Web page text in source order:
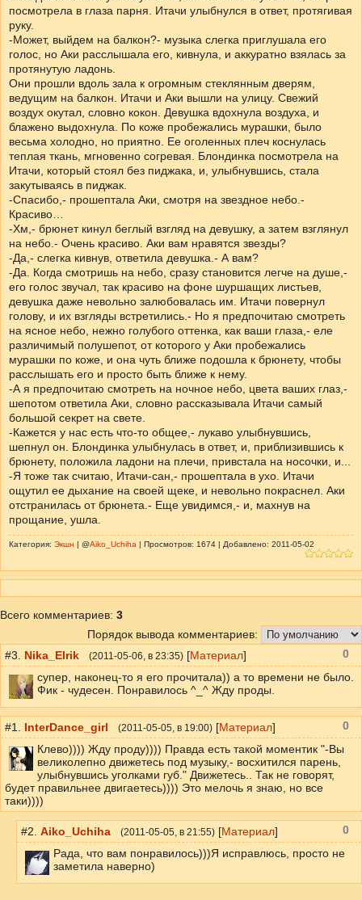
посмотрела в глаза парня. Итачи улыбнулся в ответ, протягивая
руку.
-Может, выйдем на балкон?- музыка слегка приглушала его
голос, но Аки расслышала его, кивнула, и аккуратно взялась за
протянутую ладонь.
Они прошли вдоль зала к огромным стеклянным дверям,
ведущим на балкон. Итачи и Аки вышли на улицу. Свежий
воздух окутал, словно кокон. Девушка вдохнула воздуха, и
блажено выдохнула. По коже пробежались мурашки, было
весьма холодно, но приятно. Ее оголенных плеч коснулась
теплая ткань, мгновенно согревая. Блондинка посмотрела на
Итачи, который стоял без пиджака, и, улыбнувшись, стала
закутываясь в пиджак.
-Спасибо,- прошептала Аки, смотря на звездное небо.-
Красиво…
-Хм,- брюнет кинул беглый взгляд на девушку, а затем взглянул
на небо.- Очень красиво. Аки вам нравятся звезды?
-Да,- слегка кивнув, ответила девушка.- А вам?
-Да. Когда смотришь на небо, сразу становится легче на душе,-
его голос звучал, так красиво на фоне шуршащих листьев,
девушка даже невольно залюбовалась им. Итачи повернул
голову, и их взгляды встретились.- Но я предпочитаю смотреть
на ясное небо, нежно голубого оттенка, как ваши глаза,- еле
различимый полушепот, от которого у Аки пробежались
мурашки по коже, и она чуть ближе подошла к брюнету, чтобы
расслышать его и просто быть ближе к нему.
-А я предпочитаю смотреть на ночное небо, цвета ваших глаз,-
шепотом ответила Аки, словно рассказывала Итачи самый
большой секрет на свете.
-Кажется у нас есть что-то общее,- лукаво улыбнувшись,
шепнул он. Блондинка улыбнулась в ответ, и, приблизившись к
брюнету, положила ладони на плечи, привстала на носочки, и...
-Я тоже так считаю, Итачи-сан,- прошептала в ухо. Итачи
ощутил ее дыхание на своей щеке, и невольно покраснел. Аки
отстранилась от брюнета.- Еще увидимся,- и, махнув на
прощание, ушла.
Категория: Экшн | @Aiko_Uchiha | Просмотров: 1674 | Добавлено: 2011-05-02
Всего комментариев: 3
Порядок вывода комментариев:
#3. Nika_Elrik (2011-05-06 , в 23:35) [Материал]
супер, наконец-то я его прочитала)) а то времени не было.
Фик - чудесен. Понравилось ^_^ Жду проды.
0
#1. InterDance_girl (2011-05-05 , в 19:00) [Материал]
Клево)))) Жду проду)))) Правда есть такой моментик "-Вы
великолепно движетесь под музыку,- восхитился парень,
улыбнувшись уголками губ." Движетесь.. Так не говорят,
будет правильнее двигаетесь)))) Это мелочь я знаю, но все
таки))))
0
#2. Aiko_Uchiha (2011-05-05 , в 21:55) [Материал]
Рада, что вам понравилось)))Я исправлюсь, просто не
заметила наверно)
0